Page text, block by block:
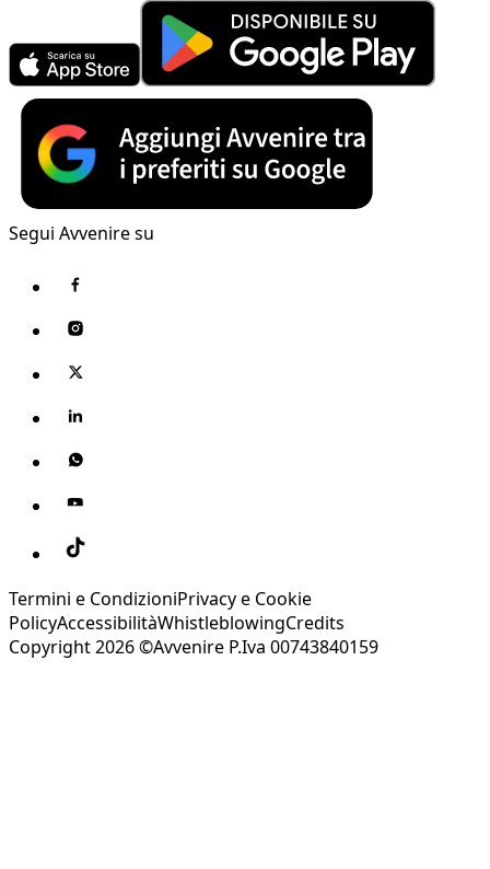
Segui Avvenire su
Termini e CondizioniPrivacy e Cookie
PolicyAccessibilitàWhistleblowingCredits
Copyright 2026 ©Avvenire P.Iva 00743840159